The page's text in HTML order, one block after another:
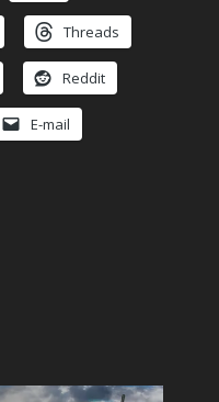
Threads
Reddit
E-mail